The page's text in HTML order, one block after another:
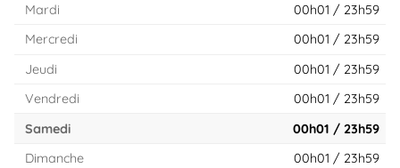
Mardi
00h01 / 23h59
Mercredi
00h01 / 23h59
Jeudi
00h01 / 23h59
Vendredi
00h01 / 23h59
Samedi
00h01 / 23h59
Dimanche
00h01 / 23h59